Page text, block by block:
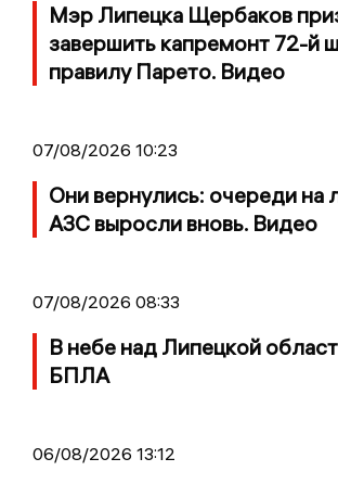
Мэр Липецка Щербаков
завершить капремонт 72-й
правилу Парето. Видео
07/08/2026 10:23
Они вернулись: очереди на
АЗС выросли вновь. Видео
07/08/2026 08:33
В небе над Липецкой
БПЛА
06/08/2026 13:12